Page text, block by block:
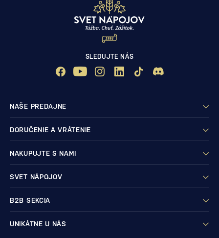
SLEDUJTE NÁS
NAŠE PREDAJNE
DORUČENIE A VRÁTENIE
NAKUPUJTE S NAMI
SVET NÁPOJOV
B2B SEKCIA
UNIKÁTNE U NÁS